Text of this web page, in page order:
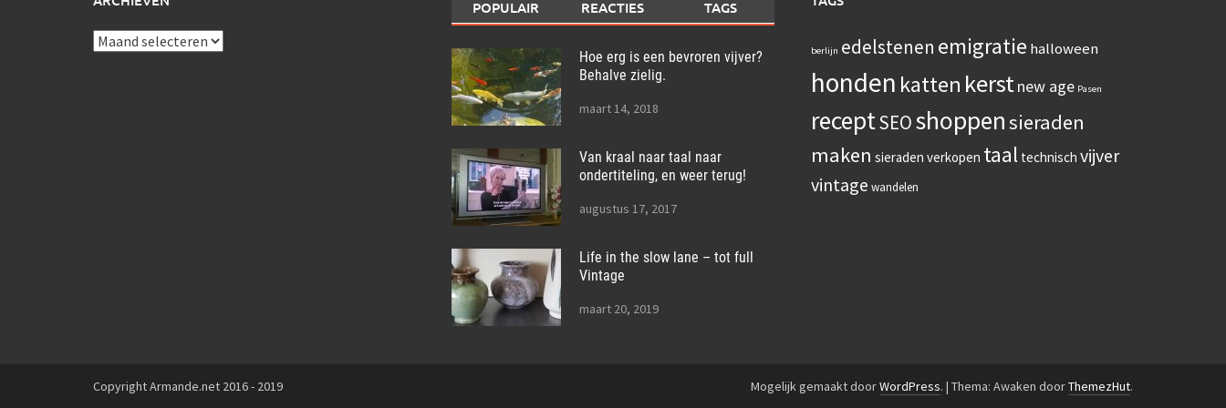
Archieven
POPULAIR REACTIES TAGS
Hoe erg is een bevroren vijver?
Behalve zielig.
maart 14, 2018
Van kraal naar taal naar
ondertiteling, en weer terug!
augustus 17, 2017
Life in the slow lane – tot full
Vintage
maart 20, 2019
berlijn edelstenen emigratie halloween
honden katten kerstnew age Pasen
receptSEOshoppensieraden
maken sieraden verkopen taal technisch vijver
vintage wandelen
Copyright Armande.net 2016 - 2019 Mogelijk gemaakt doorWordPress. | Thema: Awaken doorThemezHut.